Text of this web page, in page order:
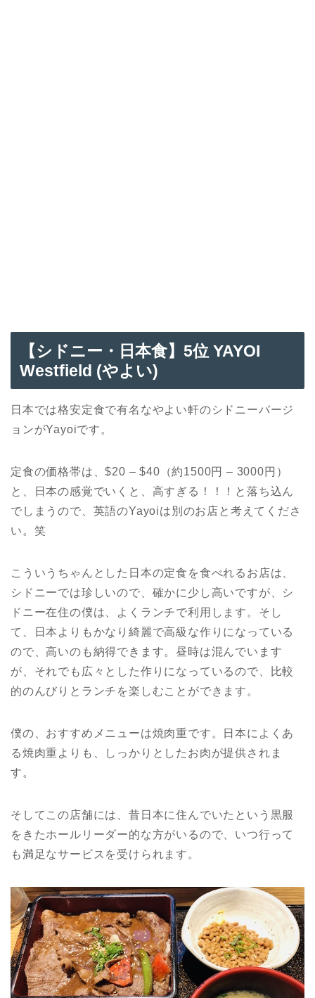
【シドニー・日本食】5位 YAYOI
Westfield (やよい)
日本では格安定食で有名なやよい軒のシドニーバージ
ョンがYayoiです。
定食の価格帯は、$20 – $40（約1500円 – 3000円）
と、日本の感覚でいくと、高すぎる！！！と落ち込ん
でしまうので、英語のYayoiは別のお店と考えてくださ
い。笑
こういうちゃんとした日本の定食を食べれるお店は、
シドニーでは珍しいので、確かに少し高いですが、シ
ドニー在住の僕は、よくランチで利用します。そし
て、日本よりもかなり綺麗で高級な作りになっている
ので、高いのも納得できます。昼時は混んでいます
が、それでも広々とした作りになっているので、比較
的のんびりとランチを楽しむことができます。
僕の、おすすめメニューは焼肉重です。日本によくあ
る焼肉重よりも、しっかりとしたお肉が提供されま
す。
そしてこの店舗には、昔日本に住んでいたという黒服
をきたホールリーダー的な方がいるので、いつ行って
も満足なサービスを受けられます。